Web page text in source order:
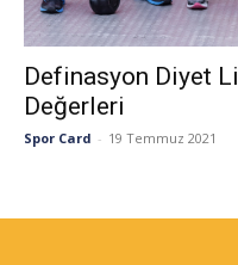
Definasyon Diyet
Değerleri
Spor Card - 19 Temmuz 2021